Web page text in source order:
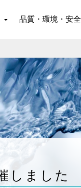
品質・環境・安全
しました